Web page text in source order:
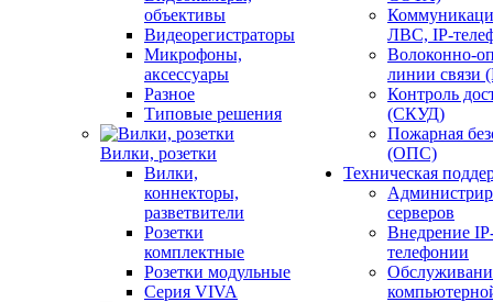
объективы
Видеорегистраторы
Микрофоны,
аксессуары
Разное
Типовые решения
Вилки, розетки
Вилки,
коннекторы,
разветвители
Розетки
комплектные
Розетки модульные
Серия VIVA
ЛВС, IP-
Волоконно-
линии
Контроль
(СКУД)
Пожарная
(ОПС)
Техническая
серверов
Внедрение
телефонии